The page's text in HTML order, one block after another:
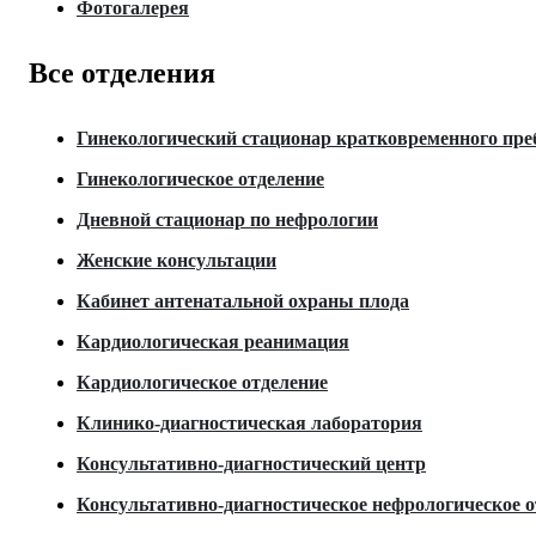
Фотогалерея
Все отделения
Гинекологический стационар кратковременного
Гинекологическое отделение
Дневной стационар по нефрологии
Женские консультации
Кабинет антенатальной охраны плода
Кардиологическая реанимация
Кардиологическое отделение
Клинико-диагностическая лаборатория
Консультативно-диагностический центр
Консультативно-диагностическое нефрологическое